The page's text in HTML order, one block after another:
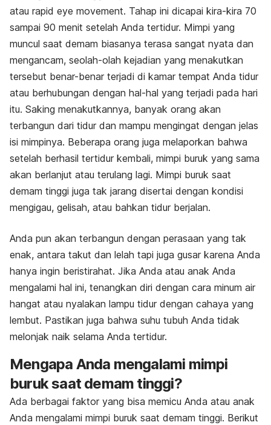
atau rapid eye movement. Tahap ini dicapai kira-kira 70
sampai 90 menit setelah Anda tertidur. Mimpi yang
muncul saat demam biasanya terasa sangat nyata dan
mengancam, seolah-olah kejadian yang menakutkan
tersebut benar-benar terjadi di kamar tempat Anda tidur
atau berhubungan dengan hal-hal yang terjadi pada hari
itu. Saking menakutkannya, banyak orang akan
terbangun dari tidur dan mampu mengingat dengan jelas
isi mimpinya. Beberapa orang juga melaporkan bahwa
setelah berhasil tertidur kembali, mimpi buruk yang sama
akan berlanjut atau terulang lagi. Mimpi buruk saat
demam tinggi juga tak jarang disertai dengan kondisi
mengigau, gelisah, atau bahkan tidur berjalan.
Anda pun akan terbangun dengan perasaan yang tak
enak, antara takut dan lelah tapi juga gusar karena Anda
hanya ingin beristirahat. Jika Anda atau anak Anda
mengalami hal ini, tenangkan diri dengan cara minum air
hangat atau nyalakan lampu tidur dengan cahaya yang
lembut. Pastikan juga bahwa suhu tubuh Anda tidak
melonjak naik selama Anda tertidur.
Mengapa Anda mengalami mimpi
buruk saat demam tinggi?
Ada berbagai faktor yang bisa memicu Anda atau anak
Anda mengalami mimpi buruk saat demam tinggi. Berikut